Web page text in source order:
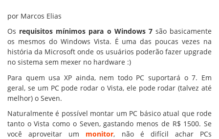
por Marcos Elias
Os requisitos mínimos para o Windows 7são basicamente
os mesmos do Windows Vista. É uma das poucas vezes na
história da Microsoft onde os usuários poderão fazer upgrade
no sistema sem mexer no hardware :)
Para quem usa XP ainda, nem todo PC suportará o 7. Em
geral, se um PC pode rodar o Vista, ele pode rodar (talvez até
melhor) o Seven.
Naturalmente é possível montar um PC básico atual que rode
tanto o Vista como o Seven, gastando menos de R$ 1500. Se
você aproveitar um monitor, não é difícil achar PCs